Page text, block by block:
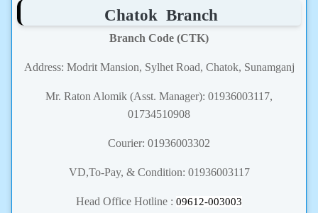
Chatok Branch
Branch Code (CTK)
Address: Modrit Mansion, Sylhet Road, Chatok, Sunamganj
Mr. Raton Alomik (Asst. Manager): 01936003117,
01734510908
Courier: 01936003302
VD,To-Pay, & Condition: 01936003117
Head Office Hotline : 09612-003003